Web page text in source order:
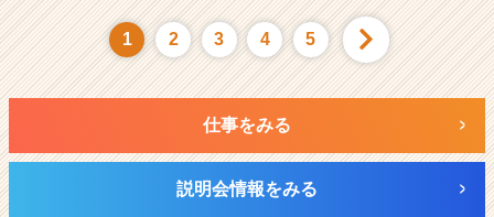
1 2 3 4 5
仕事をみる
説明会情報をみる